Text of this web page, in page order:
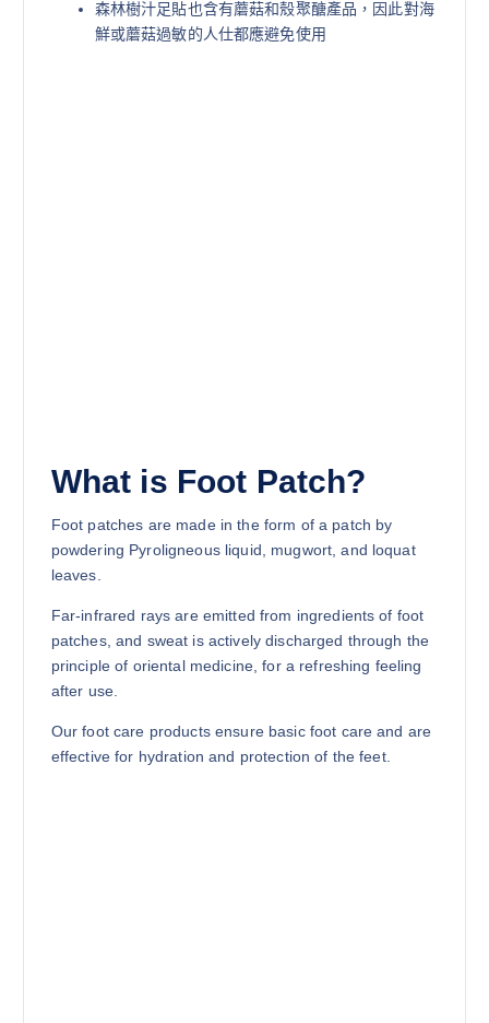
森林樹汁足貼也含有蘑菇和殼聚醣產品，因此對海
鮮或蘑菇過敏的人仕都應避免使用
What is Foot Patch?
Foot patches are made in the form of a patch by
powdering Pyroligneous liquid, mugwort, and loquat
leaves.
Far-infrared rays are emitted from ingredients of foot
patches, and sweat is actively discharged through the
principle of oriental medicine, for a refreshing feeling
after use.
Our foot care products ensure basic foot care and are
effective for hydration and protection of the feet.